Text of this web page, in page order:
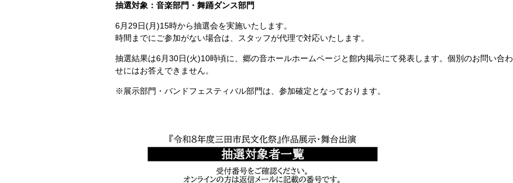
抽選対象：音楽部門・舞踊ダンス部門
6月29日(月)15時から抽選会を実施いたします。
時間までにご参加がない場合は、スタッフが代理で対応いたします。
抽選結果は6月30日(火)10時頃に、郷の音ホールホームページと館内掲示にて発表します。個別のお問い合わ
せにはお答えできません。
※展示部門・バンドフェスティバル部門は、参加確定となっております。